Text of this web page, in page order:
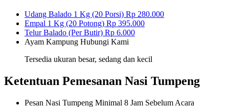
Udang Balado 1 Kg (20 Porsi) Rp 280.000
Empal 1 Kg (20 Potong) Rp 395.000
Telur Balado (Per Butir) Rp 6.000
Ayam Kampung Hubungi Kami
Tersedia ukuran besar, sedang dan kecil
Ketentuan Pemesanan Nasi Tumpeng
Pesan Nasi Tumpeng Minimal 8 Jam Sebelum Acara